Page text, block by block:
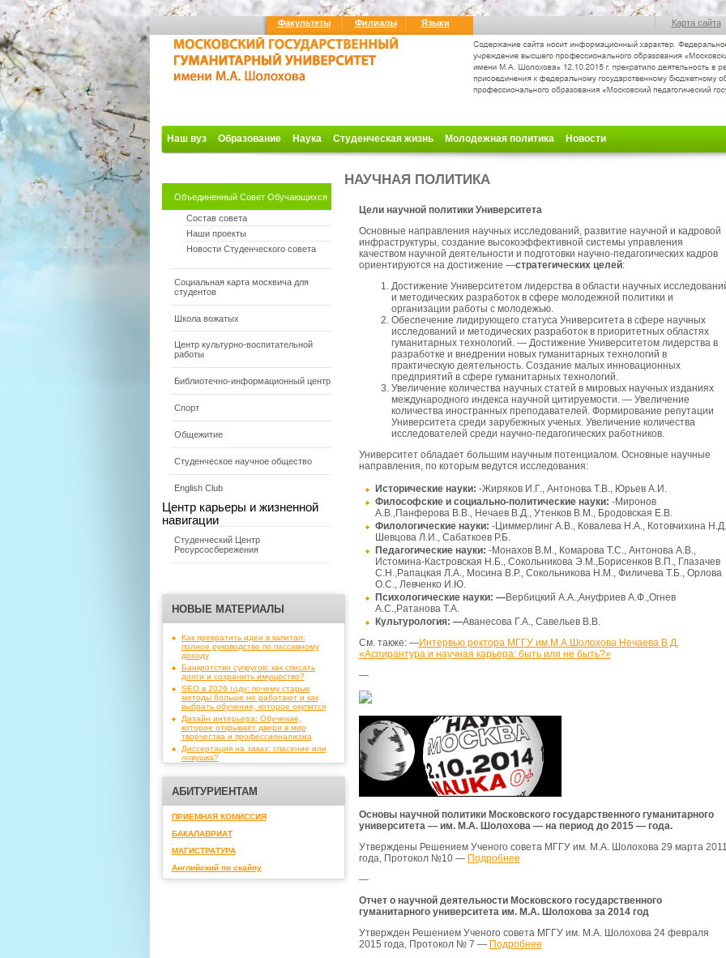
Факультеты Филиалы Языки Карта сайта
Наш вуз Образование Наука Студенческая жизнь Молодежная политика Новости
Объединенный Совет Обучающихся
Состав совета
Наши проекты
Новости Студенческого совета
Социальная карта москвича для
студентов
Школа вожатых
Центр культурно-воспитательной
работы
Библиотечно-информационный центр
Спорт
Общежитие
Студенческое научное общество
English Club
Центр карьеры и жизненной
навигации
Студенческий Центр
Ресурсосбережения
НОВЫЕ МАТЕРИАЛЫ
Как превратить идеи в капитал:
полное руководство по пассивному
доходу
Банкротство супругов: как списать
долги и сохранить имущество?
SEO в 2026 году: почему старые
методы больше не работают и как
выбрать обучение, которое окупится
Дизайн интерьера: Обучение,
которое открывает двери в мир
творчества и профессионализма
Диссертация на заказ: спасение или
ловушка?
АБИТУРИЕНТАМ
ПРИЕМНАЯ КОМИССИЯ
БАКАЛАВРИАТ
МАГИСТРАТУРА
Английский по скайпу
НАУЧНАЯ ПОЛИТИКА
Цели научной политики Университета
Основные направления научных исследований, развитие научной и кадровой
инфраструктуры, создание высокоэффективной системы управления
качеством научной деятельности и подготовки научно-педагогических кадров
ориентируются на достижение —стратегических целей:
Достижение Университетом лидерства в области научных
и методических разработок в сфере молодежной политики и
организации работы с молодежью.
Обеспечение лидирующего статуса Университета в сфере научных
исследований и методических разработок в приоритетных областях
гуманитарных технологий. — Достижение Университетом лидерства в
разработке и внедрении новых гуманитарных технологий в
практическую деятельность. Создание малых инновационных
предприятий в сфере гуманитарных технологий.
Увеличение количества научных статей в мировых научных изданиях
международного индекса научной цитируемости. — Увеличение
количества иностранных преподавателей. Формирование репутации
Университета среди зарубежных ученых. Увеличение количества
исследователей среди научно-педагогических работников.
Университет обладает большим научным потенциалом. Основные научные
направления, по которым ведутся исследования:
Исторические науки: -Жиряков И.Г., Антонова Т.В., Юрьев А.И.
Философские и социально-политические науки: -Миронов
А.В.,Панферова В.В., Нечаев В.Д., Утенков В.М., Бродовская Е.В.
Филологические науки: -Циммерлинг А.В., Ковалева Н.А., Котовчихина
Шевцова Л.И., Сабаткоев Р.Б.
Педагогические науки: -Монахов В.М., Комарова Т.С., Антонова А.В.,
Истомина-Кастровская Н.Б., Сокольникова Э.М.,Борисенков В.П., Глазачев
С.Н.,Рапацкая Л.А., Мосина В.Р., Сокольникова Н.М., Филичева Т.Б., Орлова
О.С., Левченко И.Ю.
Психологические науки: —Вербицкий А.А.,Ануфриев А.Ф.,Огнев
А.С.,Ратанова Т.А.
Культурология: —Аванесова Г.А., Савельев В.В.
См. также: —Интервью ректора МГГУ им.М.А.Шолохова Нечаева В.Д.
«Аспирантура и научная карьера: быть или не быть?»
—
Основы научной политики Московского государственного гуманитарного
университета — им. М.А. Шолохова — на период до 2015 — года.
Утверждены Решением Ученого совета МГГУ им. М.А. Шолохова 29 марта
года, Протокол №10 — Подробнее
—
Отчет о научной деятельности Московского государственного
гуманитарного университета им. М.А. Шолохова за 2014 год
Утвержден Решением Ученого совета МГГУ им. М.А. Шолохова 24 февраля
2015 года, Протокол № 7 — Подробнее